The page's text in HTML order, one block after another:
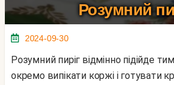
Розумний
2024-09-30
Розумний пиріг відмінно підійде тим, хто не любить
окремо випікати коржі і готувати